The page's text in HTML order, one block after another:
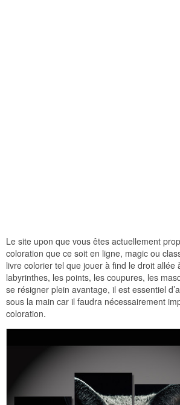
Le site upon que vous êtes actuellement
coloration que ce soit en ligne, magic ou
livre colorier tel que jouer à find le droit allée
labyrinthes, les points, les coupures, les
se résigner plein avantage, il est essentiel
sous la main car il faudra nécessairement
coloration.